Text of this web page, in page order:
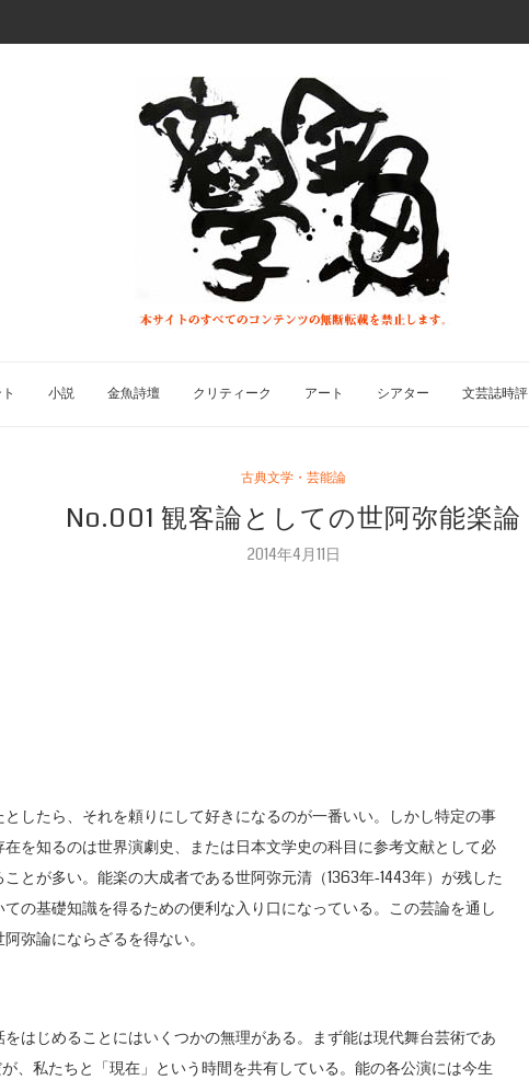
小説 金魚詩壇 クリティーク アート シアター 文芸誌時評
古典文学・芸能論
No.001 観客論としての世阿弥能楽論
2014年4月11日
したら、それを頼りにして好きになるのが一番いい。しかし特定の事
を知るのは世界演劇史、または日本文学史の科目に参考文献として必
とが多い。能楽の大成者である世阿弥元清（1363年‐1443年）が残した
の基礎知識を得るための便利な入り口になっている。この芸論を通し
弥論にならざるを得ない。
はじめることにはいくつかの無理がある。まず能は現代舞台芸術であ
、私たちと「現在」という時間を共有している。能の各公演には今生